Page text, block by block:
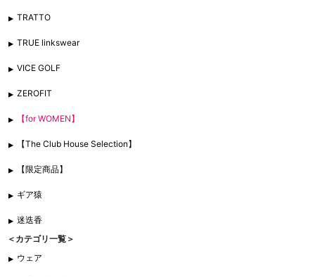
TRATTO
TRUE linkswear
VICE GOLF
ZEROFIT
【for WOMEN】
【The Club House Selection】
【限定商品】
ギア猿
迷迭香
＜カテゴリ一覧＞
ウェア